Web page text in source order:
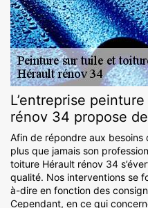
L’entreprise
rénov 34 propose
Afin de répondre aux
plus que jamais son
toiture Hérault rénov 34
qualité. Nos interventions se
à-dire en fonction des
Cependant, en ce qui